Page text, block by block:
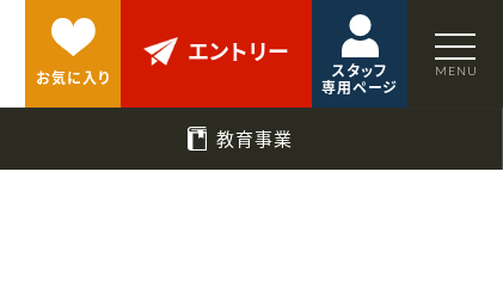
お気に入り
エントリー
スタッフ
専用ページ
教育事業